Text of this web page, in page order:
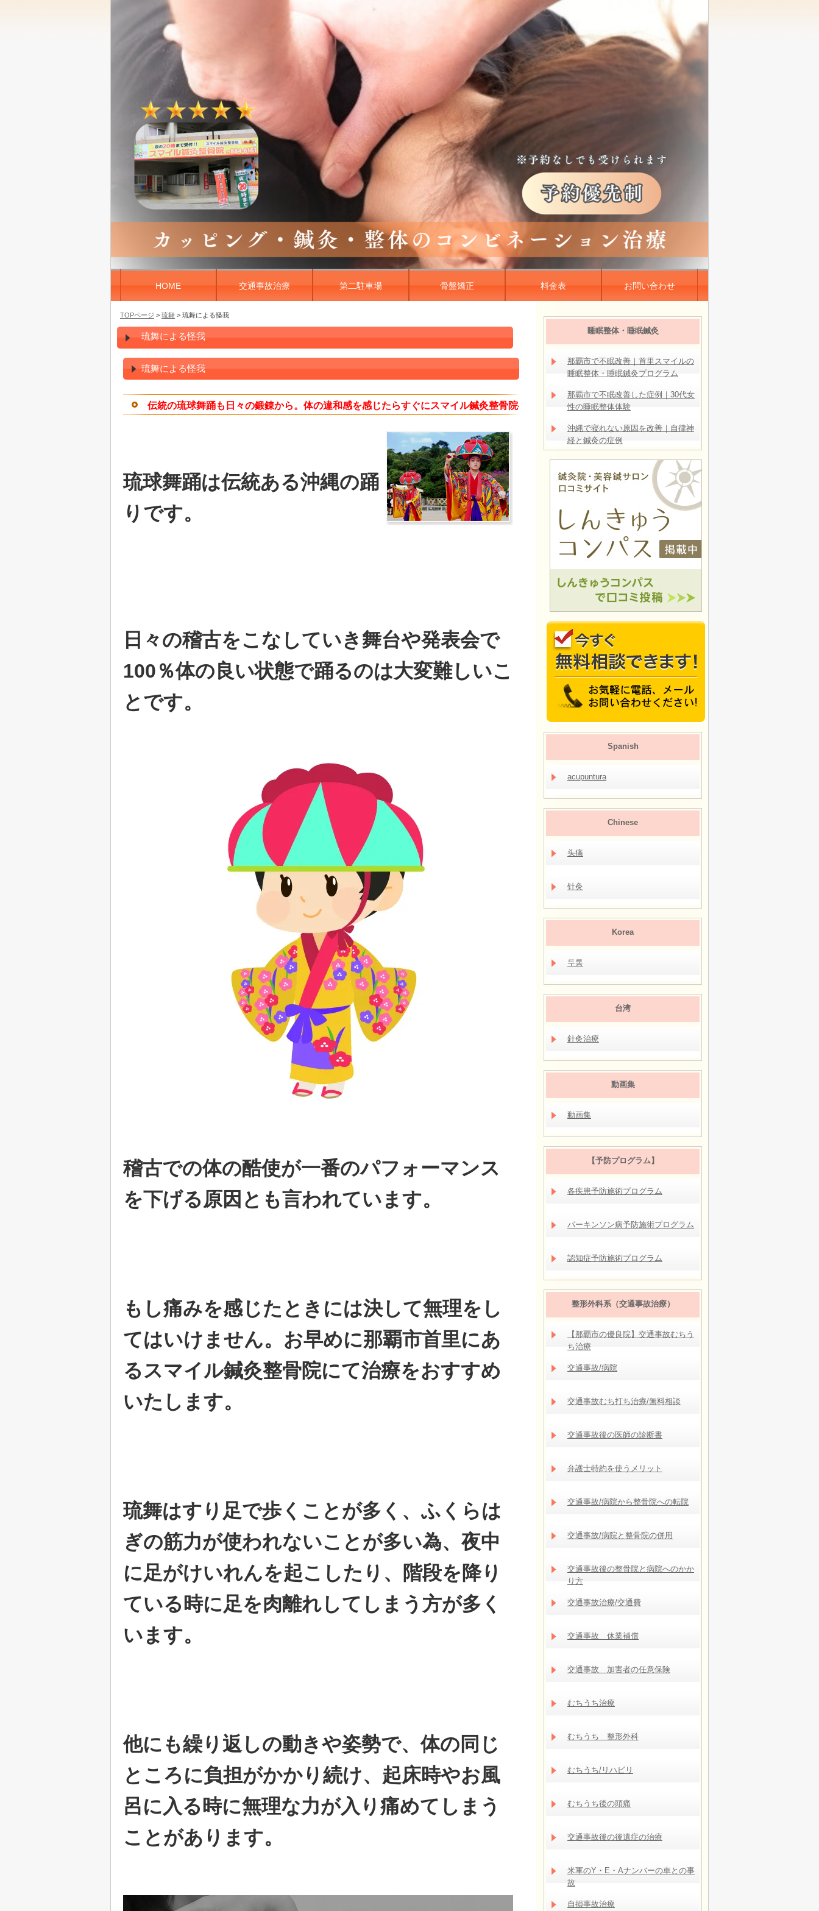
HOME 交通事故治療 第二駐車場 骨盤矯正 料金表 お問い合わせ
TOPページ > 琉舞 > 琉舞による怪我
琉舞による怪我
琉舞による怪我
伝統の琉球舞踊も日々の鍛錬から。体の違和感を感じたらすぐにスマイル鍼灸整骨院へ。
琉球舞踊は伝統ある沖縄の踊
りです。
日々の稽古をこなしていき舞台や発表会で
100％体の良い状態で踊るのは大変難しいこ
とです。
稽古での体の酷使が一番のパフォーマンス
を下げる原因とも言われています。
もし痛みを感じたときには決して無理をし
てはいけません。お早めに那覇市首里にあ
るスマイル鍼灸整骨院にて治療をおすすめ
いたします。
琉舞はすり足で歩くことが多く、ふくらは
ぎの筋力が使われないことが多い為、夜中
に足がけいれんを起こしたり、階段を降り
ている時に足を肉離れしてしまう方が多く
います。
他にも繰り返しの動きや姿勢で、体の同じ
ところに負担がかかり続け、起床時やお風
呂に入る時に無理な力が入り痛めてしまう
ことがあります。
睡眠整体・睡眠鍼灸
那覇市で不眠改善｜首里スマイルの
睡眠整体・睡眠鍼灸プログラム
那覇市で不眠改善した症例｜30代女
性の睡眠整体体験
沖縄で寝れない原因を改善｜自律神
経と鍼灸の症例
Spanish
acupuntura
Chinese
头痛
针灸
Korea
두통
台湾
針灸治療
動画集
動画集
【予防プログラム】
各疾患予防施術プログラム
パーキンソン病予防施術プログラム
認知症予防施術プログラム
整形外科系（交通事故治療）
【那覇市の優良院】交通事故むちう
ち治療
交通事故/病院
交通事故むち打ち治療/無料相談
交通事故後の医師の診断書
弁護士特約を使うメリット
交通事故/病院から整骨院への転院
交通事故/病院と整骨院の併用
交通事故後の整骨院と病院へのかか
り方
交通事故治療/交通費
交通事故 休業補償
交通事故 加害者の任意保険
むちうち治療
むちうち 整形外科
むちうち/リハビリ
むちうち後の頭痛
交通事故後の後遺症の治療
米軍のY・E・Aナンバーの車との事
故
自損事故治療